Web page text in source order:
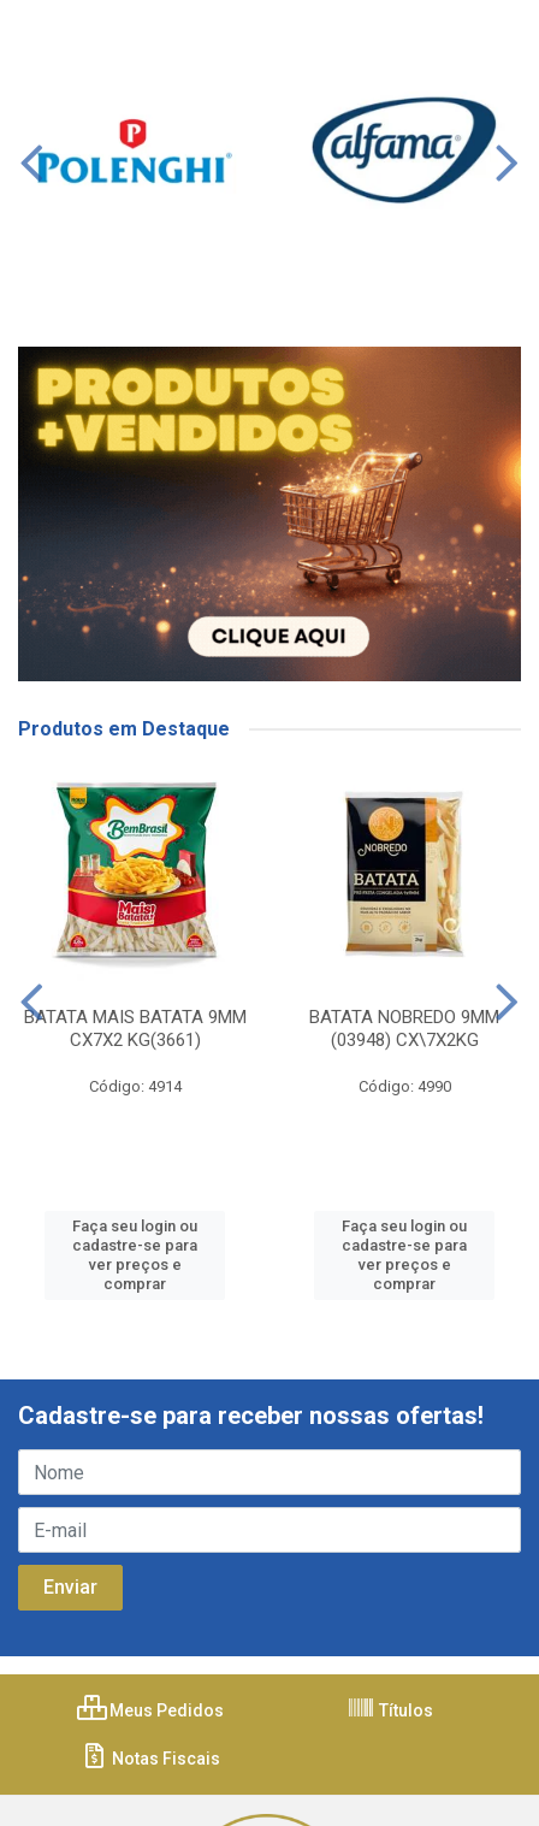
Produtos em Destaque
BATATA MAIS BATATA 9MM
CX7X2 KG(3661)
Código: 4914
Faça seu login ou
cadastre-se para
ver preços e
comprar
BATATA NOBREDO 9MM
(03948) CX\7X2KG
Código: 4990
Faça seu login ou
cadastre-se para
ver preços e
comprar
Cadastre-se para receber nossas ofertas!
Meus Pedidos Títulos
Notas Fiscais